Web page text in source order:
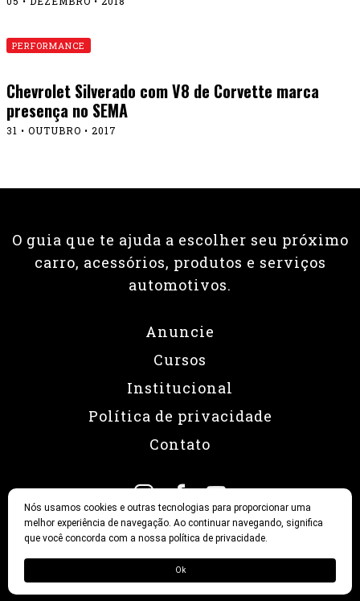
PERFORMANCE
Chevrolet Silverado com V8 de Corvette marca
presença no SEMA
31 • OUTUBRO • 2017
O guia que te ajuda a escolher seu próximo
carro, acessórios, produtos e serviços
automotivos.
Anuncie
Cursos
Institucional
Política de privacidade
Contato
Nós usamos cookies e outras tecnologias para proporcionar uma
melhor experiência de navegação. Ao continuar navegando, significa
que você concorda com a nossa política de privacidade.
Ok